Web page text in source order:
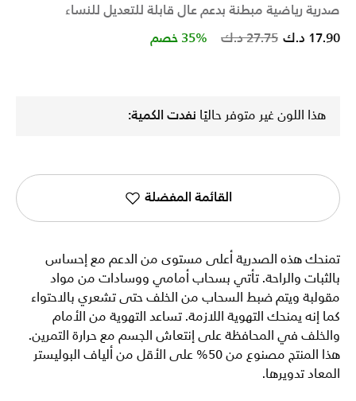
صدرية رياضية مبطنة بدعم عال قابلة للتعديل للنساء
Price reduced from
27.75 د.ك to 17.90 د.ك 35% خصم
هذا اللون غير متوفر حاليًا نفدت الكمية:
القائمة المفضلة
تمنحك هذه الصدرية أعلى مستوى من الدعم مع إحساس
بالثبات والراحة. تأتي بسحاب أمامي ووسادات من مواد
مقولبة ويتم ضبط السحاب من الخلف حتى تشعري بالاحتواء
كما إنه يمنحك التهوية اللازمة. تساعد التهوية من الأمام
والخلف في المحافظة على إنتعاش الجسم مع حرارة التمرين.
هذا المنتج مصنوع من 50% على الأقل من ألياف البوليستر
المعاد تدويرها.